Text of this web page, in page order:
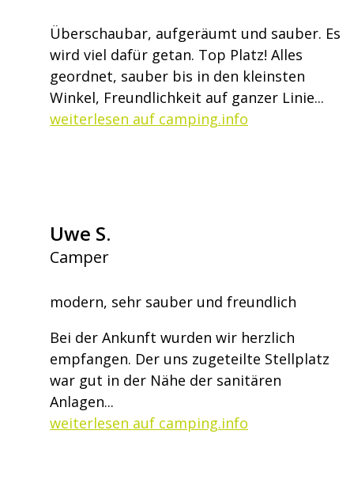
Überschaubar, aufgeräumt und sauber. Es
wird viel dafür getan. Top Platz! Alles
geordnet, sauber bis in den kleinsten
Winkel, Freundlichkeit auf ganzer Linie...
weiterlesen auf camping.info
Uwe S.
Camper
modern, sehr sauber und freundlich
Bei der Ankunft wurden wir herzlich
empfangen. Der uns zugeteilte Stellplatz
war gut in der Nähe der sanitären
Anlagen...
weiterlesen auf camping.info